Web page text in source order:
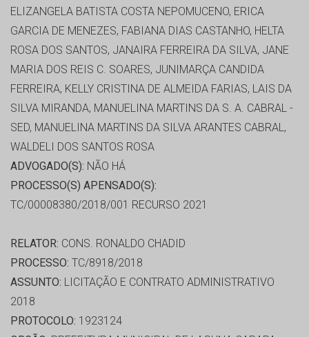
ELIZANGELA BATISTA COSTA NEPOMUCENO, ERICA
GARCIA DE MENEZES, FABIANA DIAS CASTANHO, HELTA
ROSA DOS SANTOS, JANAIRA FERREIRA DA SILVA, JANE
MARIA DOS REIS C. SOARES, JUNIMARÇA CANDIDA
FERREIRA, KELLY CRISTINA DE ALMEIDA FARIAS, LAIS DA
SILVA MIRANDA, MANUELINA MARTINS DA S. A. CABRAL -
SED, MANUELINA MARTINS DA SILVA ARANTES CABRAL,
WALDELI DOS SANTOS ROSA
ADVOGADO(S): NÃO HÁ
PROCESSO(S) APENSADO(S):
TC/00008380/2018/001 RECURSO 2021
RELATOR: CONS. RONALDO CHADID
PROCESSO: TC/8918/2018
ASSUNTO: LICITAÇÃO E CONTRATO ADMINISTRATIVO
2018
PROTOCOLO: 1923124